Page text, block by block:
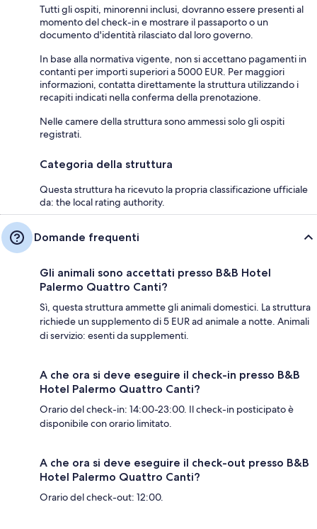
Tutti gli ospiti, minorenni inclusi, dovranno essere presenti al
momento del check-in e mostrare il passaporto o un
documento d'identità rilasciato dal loro governo.
In base alla normativa vigente, non si accettano pagamenti in
contanti per importi superiori a 5000 EUR. Per maggiori
informazioni, contatta direttamente la struttura utilizzando i
recapiti indicati nella conferma della prenotazione.
Nelle camere della struttura sono ammessi solo gli ospiti
registrati.
Categoria della struttura
Questa struttura ha ricevuto la propria classificazione ufficiale
da: the local rating authority.
Domande frequenti
Gli animali sono accettati presso B&B Hotel
Palermo Quattro Canti?
Sì, questa struttura ammette gli animali domestici. La struttura
richiede un supplemento di 5 EUR ad animale a notte. Animali
di servizio: esenti da supplementi.
A che ora si deve eseguire il check-in presso B&B
Hotel Palermo Quattro Canti?
Orario del check-in: 14:00-23:00. Il check-in posticipato è
disponibile con orario limitato.
A che ora si deve eseguire il check-out presso B&B
Hotel Palermo Quattro Canti?
Orario del check-out: 12:00.